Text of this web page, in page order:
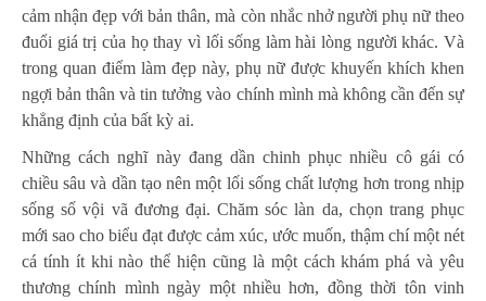
cảm nhận đẹp với bản thân, mà còn nhắc nhở người phụ nữ theo
đuổi giá trị của họ thay vì lối sống làm hài lòng người khác. Và
trong quan điểm làm đẹp này, phụ nữ được khuyến khích khen
ngợi bản thân và tin tưởng vào chính mình mà không cần đến sự
khẳng định của bất kỳ ai.
Những cách nghĩ này đang dần chinh phục nhiều cô gái có
chiều sâu và dần tạo nên một lối sống chất lượng hơn trong nhịp
sống số vội vã đương đại. Chăm sóc làn da, chọn trang phục
mới sao cho biểu đạt được cảm xúc, ước muốn, thậm chí một nét
cá tính ít khi nào thể hiện cũng là một cách khám phá và yêu
thương chính mình ngày một nhiều hơn, đồng thời tôn vinh